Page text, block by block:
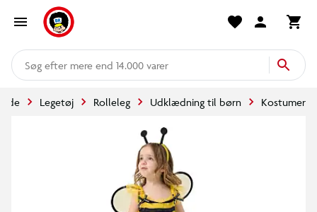
mere end 14.000 varer
Legetøj Rolleleg Udklædning til børn Kostumer